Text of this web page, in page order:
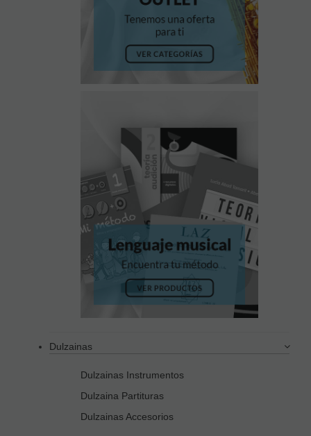
Dulzainas
Dulzainas Instrumentos
Dulzaina Partituras
Dulzainas Accesorios